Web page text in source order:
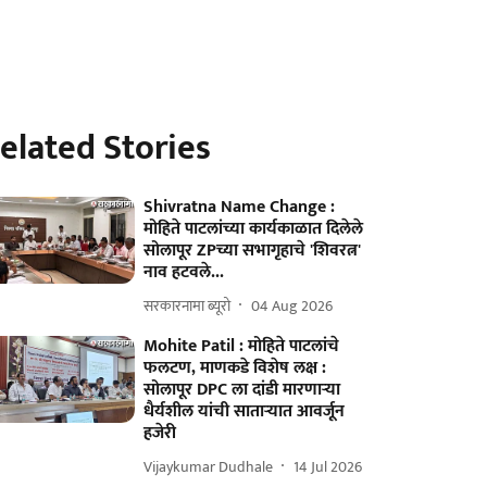
Stories
Shivratna Name Change :
मोहिते पाटलांच्या कार्यकाळात दिलेले
सोलापूर ZPच्या सभागृहाचे 'शिवरत्न'
नाव हटवले...
सरकारनामा ब्यूरो 04 Aug 2026
Mohite Patil : मोहिते पाटलांचे
फलटण, माणकडे विशेष लक्ष :
सोलापूर DPC ला दांडी मारणाऱ्या
धैर्यशील यांची साताऱ्यात आवर्जून
हजेरी
Vijaykumar Dudhale 14 Jul 2026